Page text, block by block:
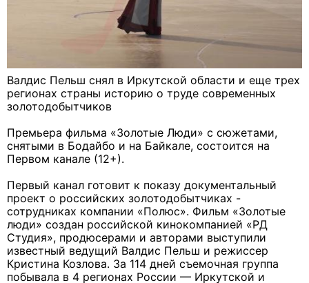
Валдис Пельш снял в Иркутской области и еще трех
регионах страны историю о труде современных
золотодобытчиков
Премьера фильма «Золотые Люди» с сюжетами,
снятыми в Бодайбо и на Байкале, состоится на
Первом канале (12+).
Первый канал готовит к показу документальный
проект о российских золотодобытчиках -
сотрудниках компании «Полюс». Фильм «Золотые
люди» создан российской кинокомпанией «РД
Студия», продюсерами и авторами выступили
известный ведущий Валдис Пельш и режиссер
Кристина Козлова. За 114 дней съемочная группа
побывала в 4 регионах России — Иркутской и